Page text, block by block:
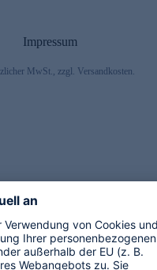
Impressum
MwSt., zzgl. Versandkosten.